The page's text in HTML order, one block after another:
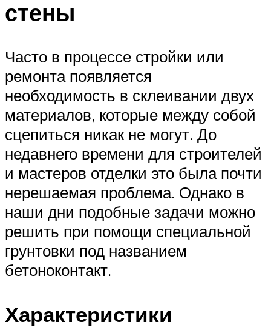
стены
Часто в процессе стройки или
ремонта появляется
необходимость в склеивании двух
материалов, которые между собой
сцепиться никак не могут. До
недавнего времени для строителей
и мастеров отделки это была почти
нерешаемая проблема. Однако в
наши дни подобные задачи можно
решить при помощи специальной
грунтовки под названием
бетоноконтакт.
Характеристики